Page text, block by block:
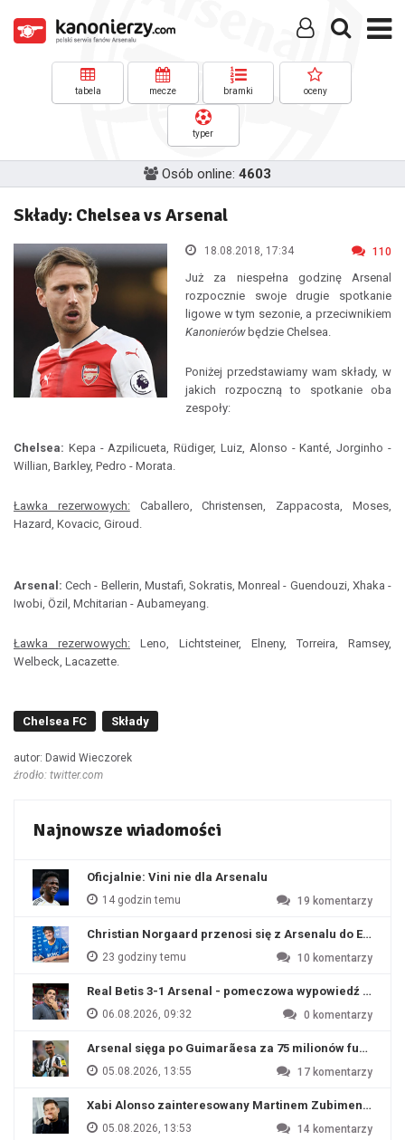
tabela mecze bramki oceny
typer
Osób online: 4603
Składy: Chelsea vs Arsenal
18.08.2018, 17:34 110
Już za niespełna godzinę Arsenal
rozpocznie swoje drugie spotkanie
ligowe w tym sezonie, a przeciwnikiem
Kanonierówbędzie Chelsea.
Poniżej przedstawiamy wam składy, w
jakich rozpoczną to spotkanie oba
zespoły:
Chelsea: Kepa - Azpilicueta, Rüdiger, Luiz, Alonso - Kanté, Jorginho -
Willian, Barkley, Pedro - Morata.
Ławka rezerwowych:Caballero, Christensen, Zappacosta, Moses,
Hazard, Kovacic, Giroud.
Arsenal: Cech - Bellerin, Mustafi, Sokratis, Monreal - Guendouzi, Xhaka -
Iwobi, Özil, Mchitarian - Aubameyang.
Ławka rezerwowych: Leno, Lichtsteiner, Elneny, Torreira, Ramsey,
Welbeck, Lacazette.
Chelsea FC Składy
autor: Dawid Wieczorek
źrodło: twitter.com
Najnowsze wiadomości
Oficjalnie: Vini nie dla Arsenalu
14 godzin temu 19 komentarzy
Christian Norgaard przenosi się z Arsenalu do
23 godziny temu 10 komentarzy
Real Betis 3-1 Arsenal - pomeczowa wypowiedź Artety
06.08.2026, 09:32 0 komentarzy
Arsenal sięga po Guimarãesa za 75 milionów funtów
05.08.2026, 13:55 17 komentarzy
Xabi Alonso zainteresowany Martinem Zubimendim
05.08.2026, 13:53 14 komentarzy